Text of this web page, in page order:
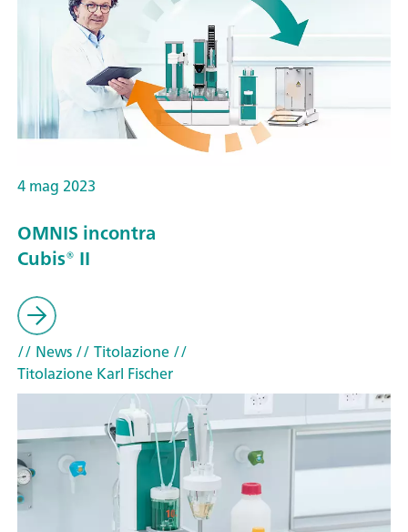
4 mag 2023
OMNIS incontra
Cubis® II
// News// Titolazione//
Titolazione Karl Fischer